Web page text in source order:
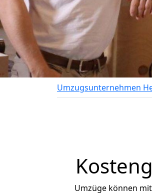
Umzugsunternehmen
Umzüge können